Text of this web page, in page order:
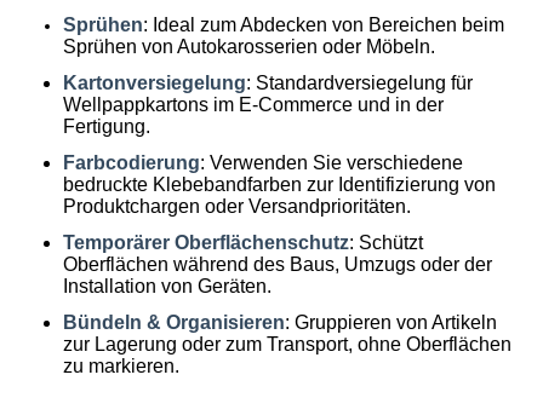
Sprühen: Ideal zum Abdecken von Bereichen beim
Sprühen von Autokarosserien oder Möbeln.
Kartonversiegelung: Standardversiegelung für
Wellpappkartons im E-Commerce und in der
Fertigung.
Farbcodierung: Verwenden Sie verschiedene
bedruckte Klebebandfarben zur Identifizierung von
Produktchargen oder Versandprioritäten.
Temporärer Oberflächenschutz: Schützt
Oberflächen während des Baus, Umzugs oder der
Installation von Geräten.
Bündeln & Organisieren: Gruppieren von Artikeln
zur Lagerung oder zum Transport, ohne Oberflächen
zu markieren.